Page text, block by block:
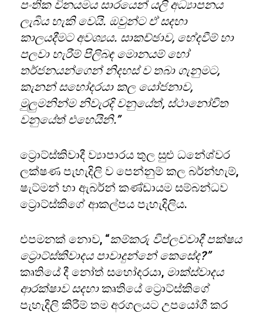
පංතික විනයමය සාරයෙන් යලි අධ්‍යාපනය
ලැබිය හැකි වෙයි. ඔවුන්ට ඒ සදහා
කාලයදීමට අවශ්‍යය. සාකච්ඡාව, භේදවීම් හා
පලවා හැරීම් පිලිබඳ මොනයම් හෝ
තර්ජනයන්ගෙන් නිදහස් ව තබා ගැනුමට,
කැනන් සහෝදරයා කල යෝජනාව,
මුලුමනින්ම නිවැරදි වනුයේත්, ස්ථානෝචිත
වනුයේත් එහෙයිනි.”
ට්‍රොට්ස්කිවාදී ව්‍යාපාරය තුල සුළු ධනේශ්වර
ලක්ෂණ පැහැදිලි ව පෙන්නුම් කල බර්න්හැම්,
ෂැට්මන් හා ඇබර්න් කණ්ඩායම සම්බන්ධව
ට්‍රොට්ස්කිගේ ආකල්පය පැහැදිලිය.
එපමනක් නොව, “කම්කරු විප්ලවවාදී පක්ෂය
ට්‍රොට්ස්කිවාදය පාවාදුන්නේ කෙසේද?”
කෘතියේ දී නෝත් සහෝදරයා, මාක්ස්වාදය
ආරක්ෂාව සදහාකෘතියේ ට්‍රොට්ස්කිගේ
පැහැදිලි කිරීම් තම අරගලයට උපයෝගී කර